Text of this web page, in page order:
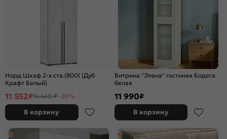
Норд Шкаф 2-х ств.(800) (Дуб
Крафт Белый)
11 552₽14 440 ₽ -20%
В корзину
Витрина "Элана" гостиная Бодега
белая
11 990₽
В корзину